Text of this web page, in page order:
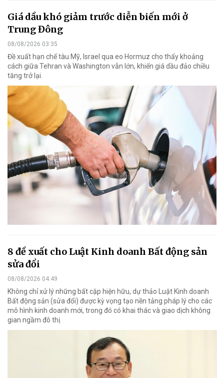
Giá dầu khó giảm trước diễn biến mới ở
Trung Đông
08/08/2026 03:35
Đề xuất hạn chế tàu Mỹ, Israel qua eo Hormuz cho thấy khoảng
cách giữa Tehran và Washington vẫn lớn, khiến giá dầu đảo chiều
tăng trở lại.
8 đề xuất cho Luật Kinh doanh Bất động sản
sửa đổi
08/08/2026 04:49
Không chỉ xử lý những bất cập hiện hữu, dự thảo Luật Kinh doanh
Bất động sản (sửa đổi) được kỳ vọng tạo nền tảng pháp lý cho các
mô hình kinh doanh mới, trong đó có khai thác và giao dịch không
gian ngầm đô thị.